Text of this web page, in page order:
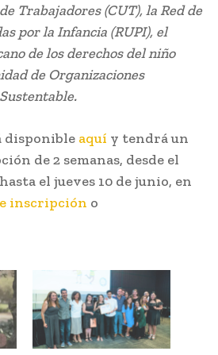
Trabajadores (CUT), la Red de
por la Infancia (RUPI), el
de los derechos del niño
de Organizaciones
disponible aquí y tendrá un
de 2 semanas, desde el
el jueves 10 de junio, en
inscripción o